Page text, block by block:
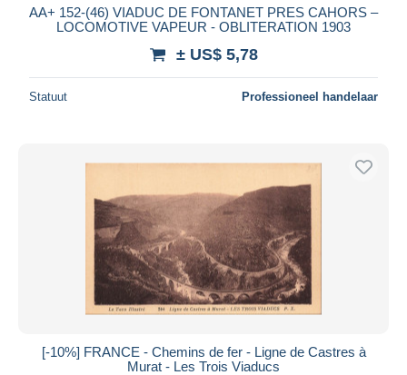
AA+ 152-(46) VIADUC DE FONTANET PRES CAHORS –
LOCOMOTIVE VAPEUR - OBLITERATION 1903
± US$ 5,78
Statuut Professioneel handelaar
[-10%] FRANCE - Chemins de fer - Ligne de Castres à
Murat - Les Trois Viaducs